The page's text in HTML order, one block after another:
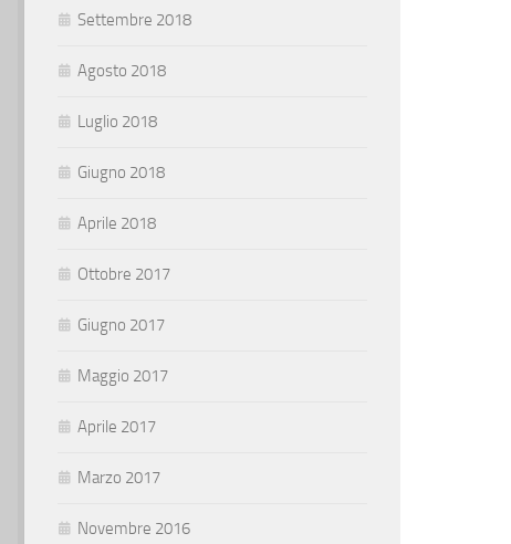
Settembre 2018
Agosto 2018
Luglio 2018
Giugno 2018
Aprile 2018
Ottobre 2017
Giugno 2017
Maggio 2017
Aprile 2017
Marzo 2017
Novembre 2016